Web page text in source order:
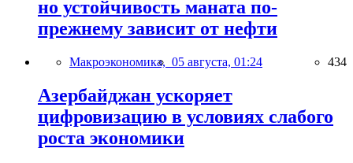
но устойчивость маната по-
прежнему зависит от нефти
Макроэкономика, 05 августа, 01:24 434
Азербайджан ускоряет
цифровизацию в условиях слабого
роста экономики